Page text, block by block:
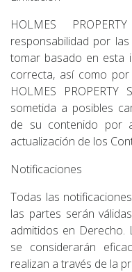
HOLMES
responsabilidad por
tomar basado en esta
correcta, así como
HOLMES
sometida a posibles
de su contenido por
actualización de los
Notificaciones
Todas las
las partes serán
admitidos en Derecho.
se considerarán
realizan a través de la